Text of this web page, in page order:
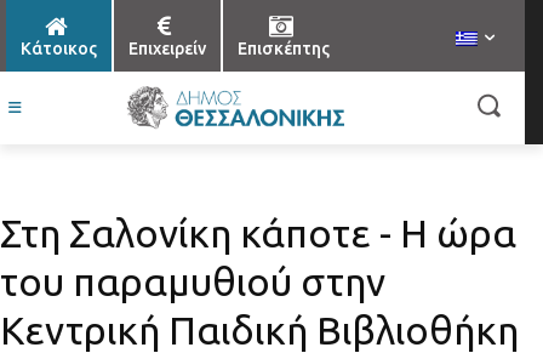
Κάτοικος Επιχειρείν Επισκέπτης
Στη Σαλονίκη κάποτε - Η ώρα
του παραμυθιού στην
Κεντρική Παιδική Βιβλιοθήκη